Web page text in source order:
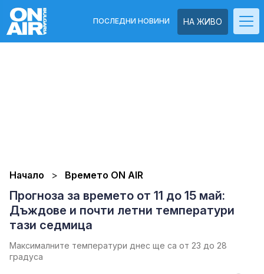
НА ЖИВО
ПОСЛЕДНИ НОВИНИ
Начало Времето ON AIR
Прогноза за времето от 11 до 15 май:
Дъждове и почти летни температури
тази седмица
Максималните температури днес ще са от 23 до 28
градуса